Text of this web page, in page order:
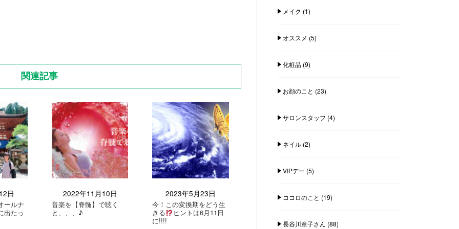
関連記事
日
ールナ
出たっ
2022年11月10日
音楽を【脊髄】で聴く
と、、、♪
2023年5月23日
今！この変換期をどう生
きる
ヒントは6月11日
に!!!!
メイク (1)
オススメ (5)
化粧品(9)
お顔のこと (23)
サロンスタッフ (4)
ネイル(2)
VIPデー (5)
ココロのこと (19)
長谷川章子さん (88)